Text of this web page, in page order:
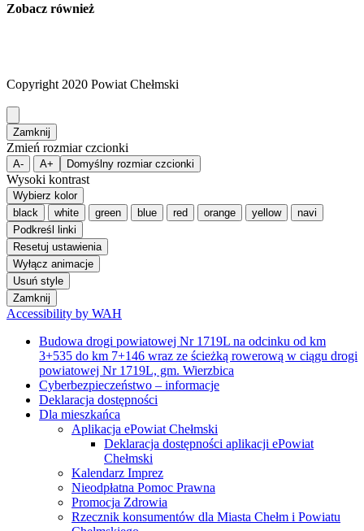
Zobacz również
Copyright 2020 Powiat Chełmski
Zamknij
Zmień rozmiar czcionki
A- A+ Domyślny rozmiar czcionki
Wysoki kontrast
Wybierz kolor
black
white green blue red orange yellow
navi
Podkreśl linki
Resetuj ustawienia
Wyłącz animacje
Usuń style
Zamknij
Accessibility by WAH
Budowa drogi powiatowej Nr 1719L na odcinku od km
3+535 do km 7+146 wraz ze ścieżką rowerową w ciągu drogi
powiatowej Nr 1719L, gm. Wierzbica
Cyberbezpieczeństwo – informacje
Deklaracja dostępności
Dla mieszkańca
Aplikacja ePowiat Chełmski
Deklaracja dostępności aplikacji ePowiat
Chełmski
Kalendarz Imprez
Nieodpłatna Pomoc Prawna
Promocja Zdrowia
Rzecznik konsumentów dla Miasta Chełm i Powiatu